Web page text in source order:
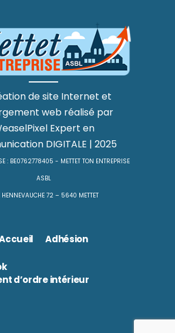
Adhésion
de site Internet et
webréalisé par
Expert en
DIGITALE | 2025
: BE0762778405 - METTET TON ENTREPRISE
ASBL
HENNEVAUCHE 72 – 5640 METTET
d’ordre intérieur